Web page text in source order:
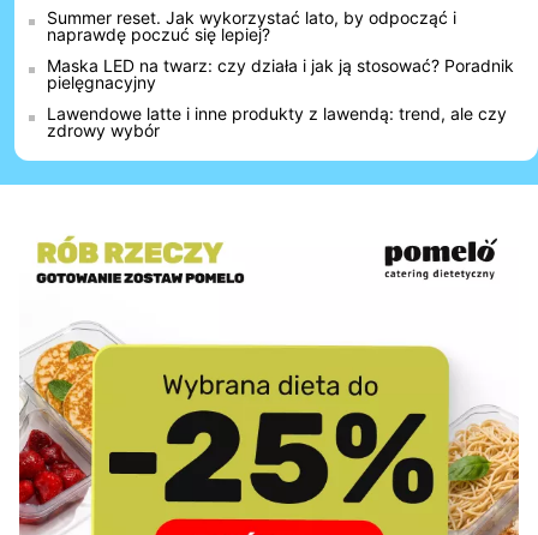
Summer reset. Jak wykorzystać lato, by odpocząć i
naprawdę poczuć się lepiej?
Maska LED na twarz: czy działa i jak ją stosować? Poradnik
pielęgnacyjny
Lawendowe latte i inne produkty z lawendą: trend, ale czy
zdrowy wybór